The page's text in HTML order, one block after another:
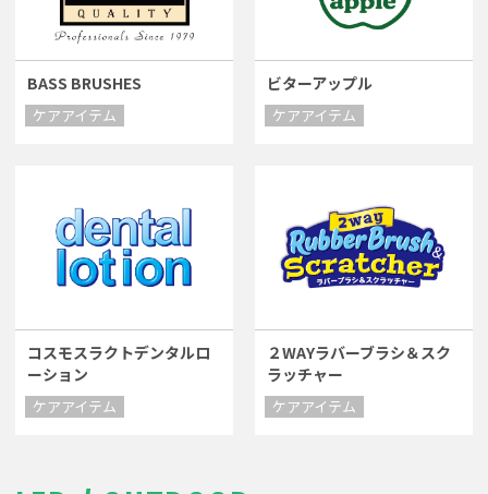
BASS BRUSHES
ケアアイテム
ビターアップル
ケアアイテム
コスモスラクトデンタルロ
ーション
ケアアイテム
２WAYラバーブラシ＆スク
ラッチャー
ケアアイテム